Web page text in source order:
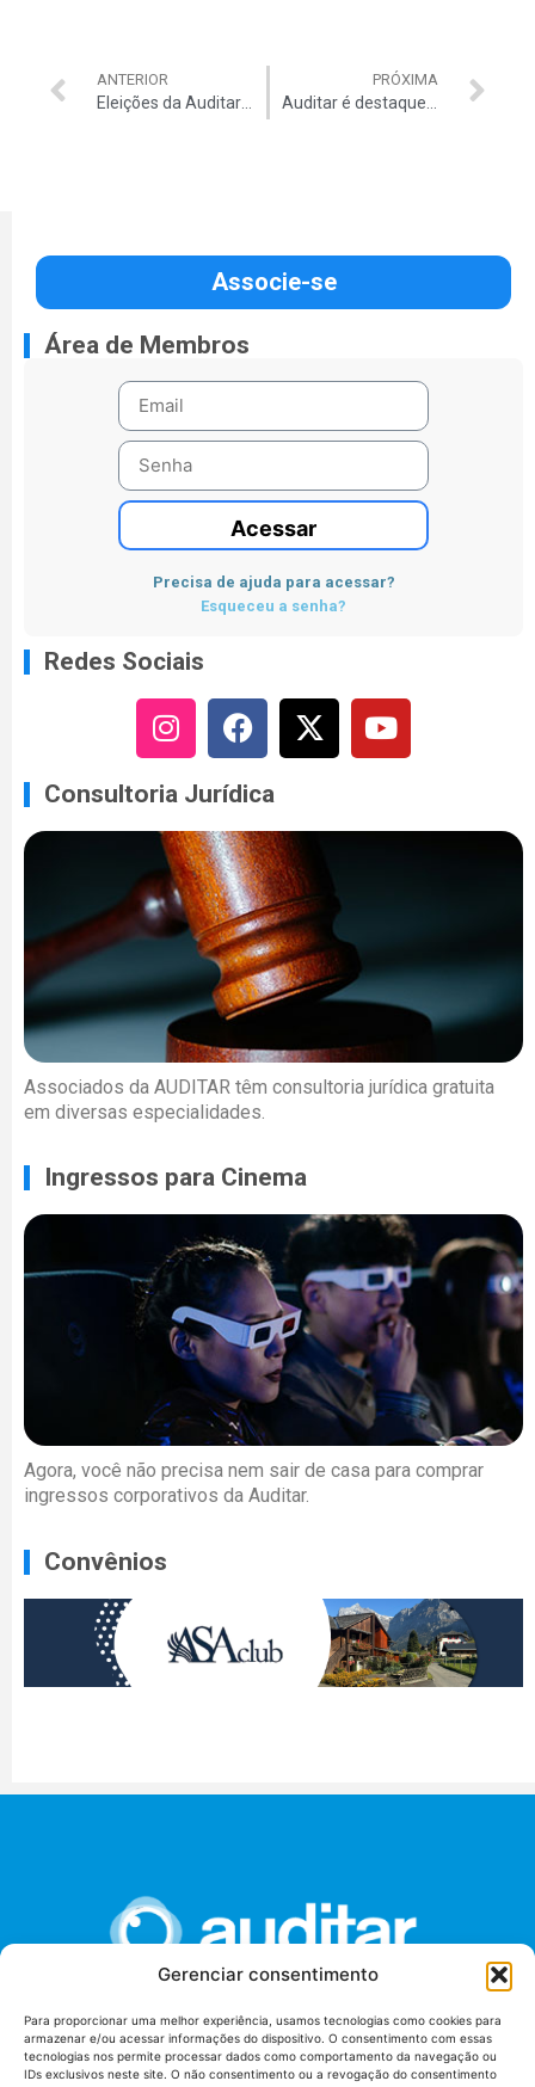
Gerenciar consentimento
Para proporcionar uma melhor experiência, usamos tecnologias como cookies para
armazenar e/ou acessar informações do dispositivo. O consentimento com essas
tecnologias nos permite processar dados como comportamento da navegação ou
IDs exclusivos neste site. O não consentimento ou a revogação do consentimento
ANTERIOR
Eleições da Auditar: chapa “União e Trabalho” é eleita para conduzir a Associação para o biênio 2021/2023
PRÓXIMA
Auditar é destaque no Jornal de Brasília em artigo contra redução de recursos para saúde e a fragilização do serviço público
Associe-se
Área de Membros
Acessar
Precisa de ajuda para acessar?
Esqueceu a senha?
Redes Sociais
Consultoria Jurídica
Associados da AUDITAR têm consultoria jurídica gratuita
em diversas especialidades.
Ingressos para Cinema
Agora, você não precisa nem sair de casa para comprar
ingressos corporativos da Auditar.
Convênios
União dos Auditores Federais de Controle Externo -
AUDITAR